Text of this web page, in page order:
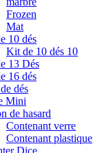
Frozen
Mat
10 dés
Kit de 10 dés 10
13 Dés
16 dés
dés
Mini
de hasard
Contenant verre
Contenant plastique
Dice